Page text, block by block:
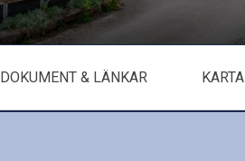
DOKUMENT & LÄNKAR KARTA